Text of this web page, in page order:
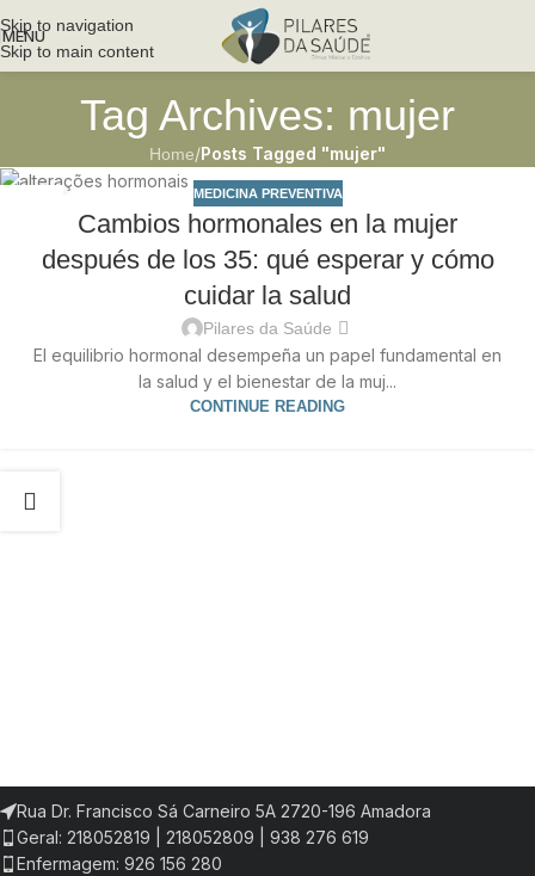
Skip to navigation
Skip to main content
MENU
Tag Archives: mujer
Home/Posts Tagged "mujer"
MEDICINA PREVENTIVA
Cambios hormonales en la mujer
después de los 35: qué esperar y cómo
cuidar la salud
Pilares da Saúde
El equilibrio hormonal desempeña un papel fundamental en
la salud y el bienestar de la muj...
CONTINUE READING
Rua Dr. Francisco Sá Carneiro 5A 2720-196 Amadora
Geral: 218052819 | 218052809 | 938 276 619
Enfermagem: 926 156 280